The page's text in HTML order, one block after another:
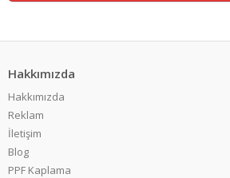
Hakkımızda
Hakkımızda
Reklam
İletişim
Blog
PPF Kaplama